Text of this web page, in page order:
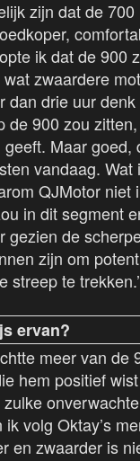
zijn dat de
ik dat de 900
zwaardere
dan drie uur
de 900 zou
Maar goed,
vandaag. Wat
QJMotor niet
in dit segment
gezien de
zijn om
streep te trekken.’
ervan?
meer van de
hem positief
volg Oktay’s
en zwaarder is